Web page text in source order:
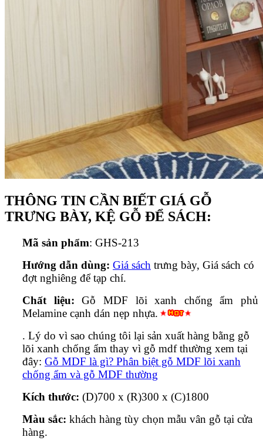
THÔNG TIN CẦN BIẾT GIÁ GỖ
TRƯNG BÀY, KỆ GỖ ĐỂ SÁCH:
Mã sản phẩm: GHS-213
Hướng dẫn dùng: Giá sách trưng bày, Giá sách có
đợt nghiêng để tạp chí.
Chất liệu:Gỗ MDF lõi xanh chống ẩm phủ
Melamine cạnh dán nẹp nhựa.
. Lý do vì sao chúng tôi lại sản xuất hàng bằng gỗ
lõi xanh chống ẩm thay vì gỗ mdf thường xem tại
đây: Gỗ MDF là gì? Phân biệt gỗ MDF lõi xanh
chống ẩm và gỗ MDF thường
Kích thước: (D)700 x (R)300 x (C)1800
Màu sắc: khách hàng tùy chọn mẫu vân gỗ tại cửa
hàng.